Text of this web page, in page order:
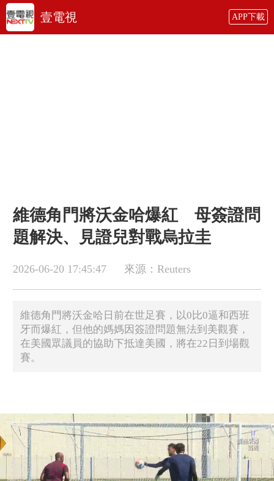
壹電視 APP下載
維德角門將沃金哈爆紅 母簽證問
題解決、見證兒對戰烏拉圭
2026-06-20 17:45:47 來源：Reuters
​維德角門將沃金哈日前在世足賽，以0比0逼和西班
牙而爆紅，但他的媽媽因簽證問題無法到美觀賽，
在美國眾議員的協助下抵達美國，將在22日到場觀
賽。